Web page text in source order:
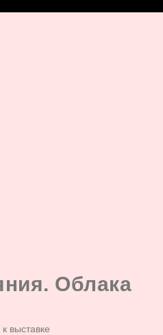
Облака
выставке